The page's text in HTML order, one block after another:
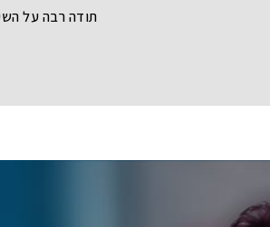
תודה רבה על